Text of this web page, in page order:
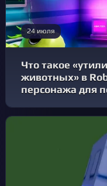
24 июля
Что такое
животных» в
персонажа для